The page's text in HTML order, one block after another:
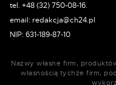
tel. +48 (32) 750-08-16.
email: redakcja@ch24.pl
NIP: 631-189-87-10
Nazwy własne firm,
własnością tychże firm,